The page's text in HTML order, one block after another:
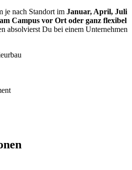
je nach Standort im Januar, April, Juli
am Campus vor Ort oder ganz flexibel
absolvierst Du bei einem Unternehmen